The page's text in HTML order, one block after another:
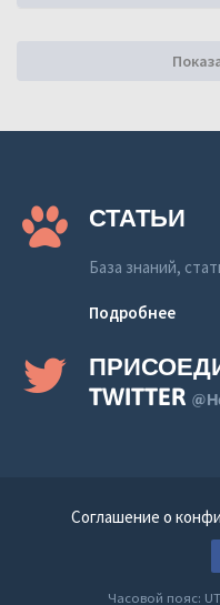
СТАТЬИ
База знаний,
Подробнее
TWITTER
Соглашение о
Часовой пояс: